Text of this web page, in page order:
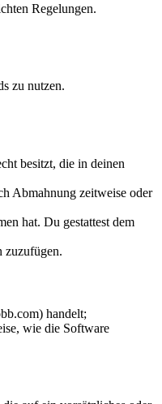
Regelungen.
zu nutzen.
besitzt, die in deinen
Abmahnung zeitweise oder
hat. Du gestattest dem
zuzufügen.
handelt;
wie die Software